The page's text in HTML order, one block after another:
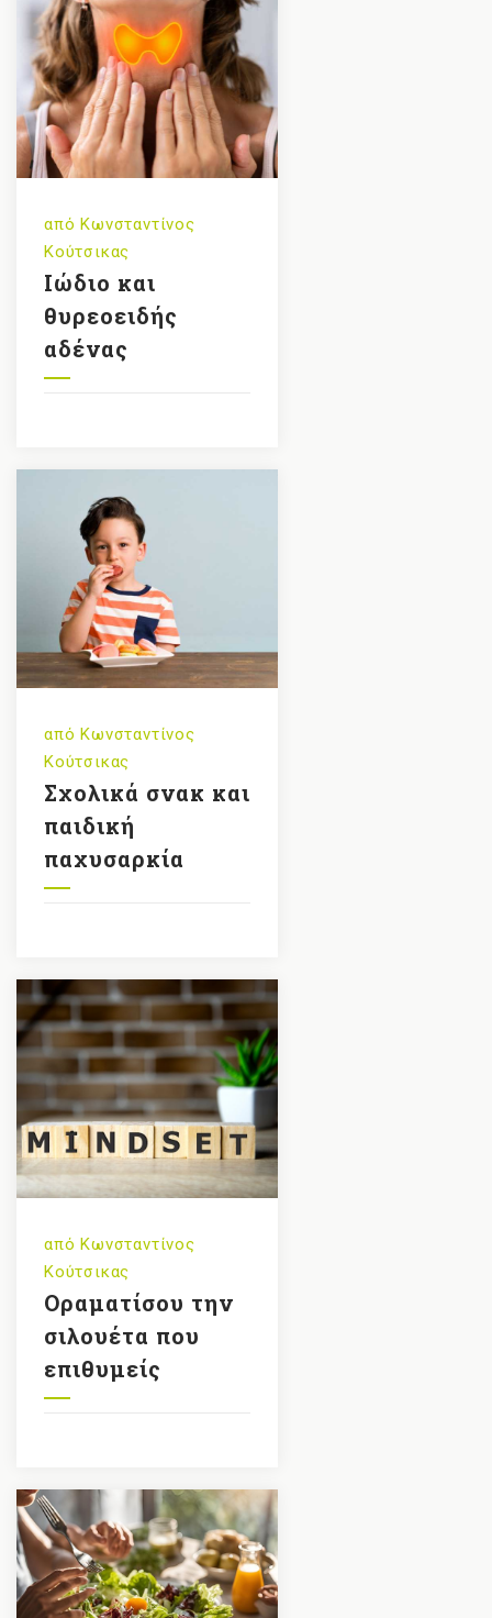
απόΚωνσταντίνος
Κούτσικας
Ιώδιο και
θυρεοειδής
αδένας
απόΚωνσταντίνος
Κούτσικας
Σχολικά σνακ και
παιδική
παχυσαρκία
απόΚωνσταντίνος
Κούτσικας
Οραματίσου την
σιλουέτα που
επιθυμείς